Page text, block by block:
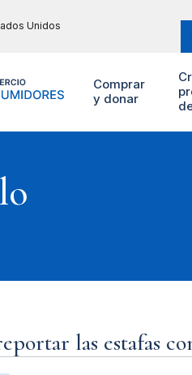
Unidos
Comprar
y donar
las estafas